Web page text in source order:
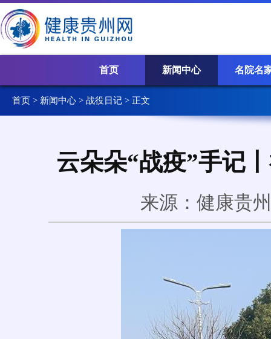
首页 新闻中心 名院名
首页 > 新闻中心 > 战役日记 > 正文
云朵朵“战疫”手记
来源：健康贵